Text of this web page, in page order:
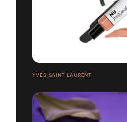
YVES SAINT LAURENT